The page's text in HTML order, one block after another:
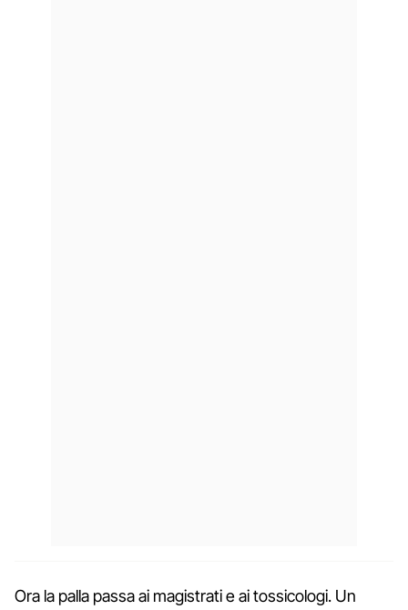
Ora la palla passa ai magistrati e ai tossicologi. Un